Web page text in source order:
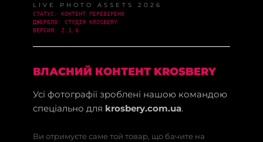
LIVE PHOTO ASSETS 2026
СТАТУС: КОНТЕНТ ПЕРЕВІРЕНО
ДЖЕРЕЛО: СТУДІЯ KROSBERY
ВЕРСИЯ: 2.1.0
ВЛАСНИЙ КОНТЕНТ KROSBERY
Усі фотографії зроблені нашою командою
спеціально для krosbery.com.ua.
Ви отримуєте саме той товар, що бачите на